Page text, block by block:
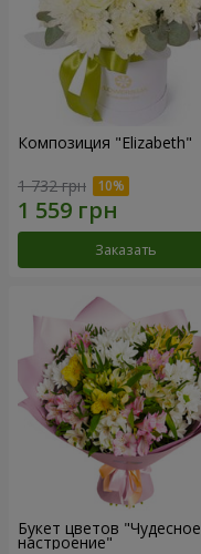
Композиция "Elizabeth"
1 732 грн
Заказать
Букет цветов "Чудесное
настроение"